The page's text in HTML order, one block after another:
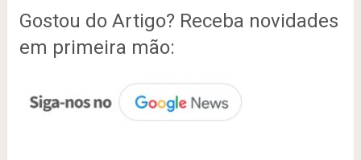
Gostou do Artigo? Receba novidades
em primeira mão: